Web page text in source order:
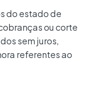
do estado de
ou corte
sem juros,
referentes ao